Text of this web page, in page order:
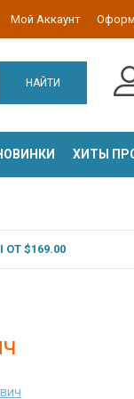
Мой Аккаунт
НАЙТИ
ХИТЫ
$169.00